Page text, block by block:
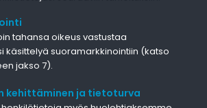
tahansa oikeus vastustaa
käsittelyä suoramarkkinointiin (katso
jakso 7).
kehittäminen ja tietoturva